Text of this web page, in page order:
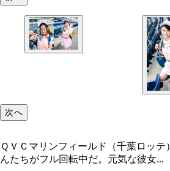
次へ
ＱＶＣマリンフィールド（千葉ロッ
んたちがフル回転中だ。元気な彼女...